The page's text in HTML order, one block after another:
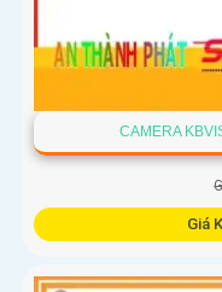
CAMERA
Giá
Camera giám sát KX-